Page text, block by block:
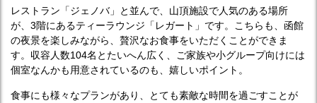
レストラン「ジェノバ」と並んで、山頂施設で人気のある場所
が、3階にあるティーラウンジ「レガート」です。こちらも、函館
の夜景を楽しみながら、贅沢なお食事をいただくことができま
す。収容人数104名とたいへん広く、ご家族や小グループ向けには
個室なんかも用意されているのも、嬉しいポイント。
食事にも様々なプランがあり、とても素敵な時間を過ごすことが